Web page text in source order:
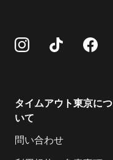
タイムアウト東京につ
いて
問い合わせ